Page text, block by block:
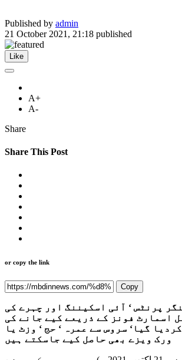
Published by admin
21 October 2021, 21:18 published
Like
A+
A-
Share
Share This Post
or copy the link
Copy
پرنٹس ‘ آئی اسکیننگ اور چہرے کی
اسمارٹ فونز کے ذریعے کیے جانے کی
گیا‘ سروس سے عمرہ ‘ حج ‘ وزٹ یا
ورک ویزے بھی حاصل کیے جاسکتے ہیں